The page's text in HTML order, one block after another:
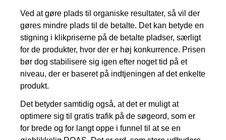
Ved at gøre plads til organiske resultater, så vil der
gøres mindre plads til de betalte. Det kan betyde en
stigning i klikpriserne på de betalte pladser, særligt
for de produkter, hvor der er høj konkurrence. Prisen
bør dog stabilisere sig igen efter noget tid på et
niveau, der er baseret på indtjeningen af det enkelte
produkt.
Det betyder samtidig også, at det er muligt at
optimere sig til gratis trafik på de søgeord, som er
for brede og for langt oppe i funnel til at se en